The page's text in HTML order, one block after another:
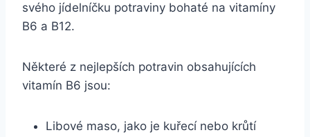
svého jídelníčku potraviny bohaté na vitamíny
B6 a B12.
Některé z nejlepších potravin obsahujících
vitamín B6 jsou:
Libové maso, jako je kuřecí nebo krůtí